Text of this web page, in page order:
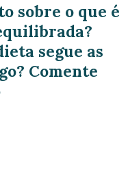
sobre o que é
segue as
Comente